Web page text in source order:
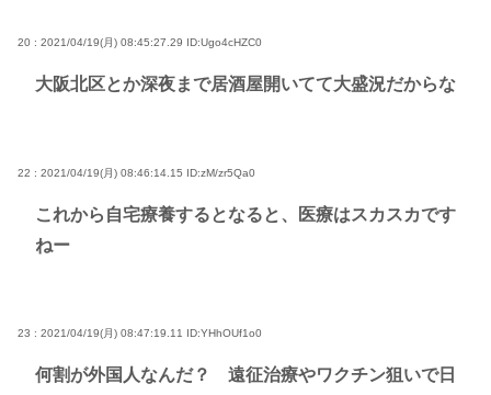
20 : 2021/04/19(月) 08:45:27.29 ID:Ugo4cHZC0
大阪北区とか深夜まで居酒屋開いてて大盛況だからな
22 : 2021/04/19(月) 08:46:14.15 ID:zM/zr5Qa0
これから自宅療養するとなると、医療はスカスカです
ねー
23 : 2021/04/19(月) 08:47:19.11 ID:YHhOUf1o0
何割が外国人なんだ？ 遠征治療やワクチン狙いで日